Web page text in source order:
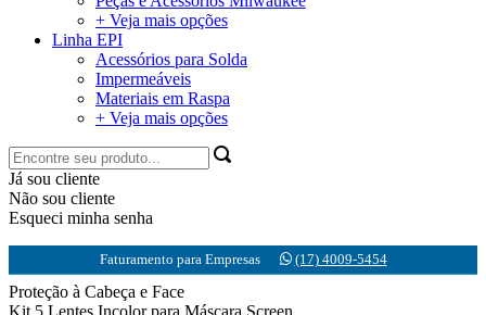
+ Veja mais opções
Linha EPI
Acessórios para Solda
Impermeáveis
Materiais em Raspa
+ Veja mais opções
Já sou cliente
Não sou cliente
Esqueci minha senha
Faturamento para Empresas (17) 4009-5454
Proteção à Cabeça e Face
Kit 5 Lentes Incolor para Máscara Screen